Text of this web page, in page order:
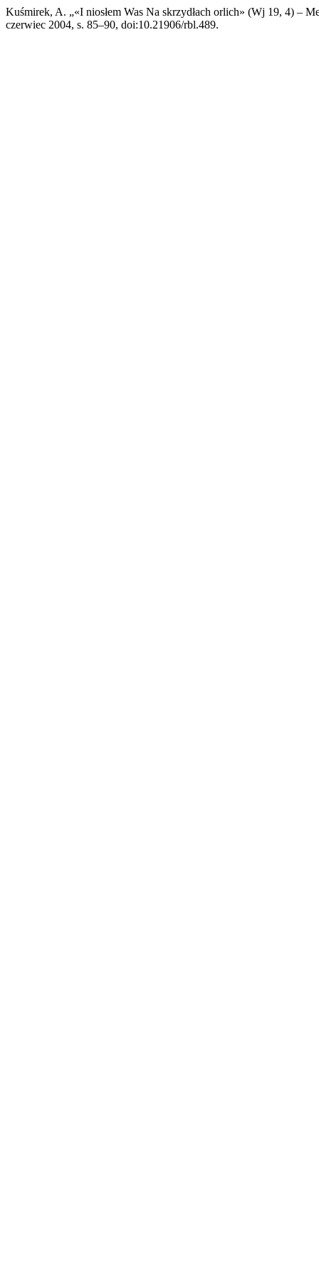
Kuśmirek, A. „«I niosłem Was Na skrzydłach orlich» (Wj 19, 4) –
czerwiec 2004, s. 85–90, doi:10.21906/rbl.489.